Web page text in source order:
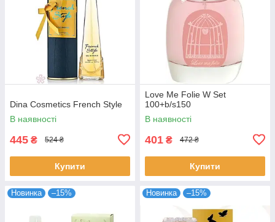
Dina Cosmetics French Style
В наявності
445 ₴ 524 ₴
Купити
Love Me Folie W Set
100+b/s150
В наявності
401 ₴ 472 ₴
Купити
Новинка –15% Новинка –15%